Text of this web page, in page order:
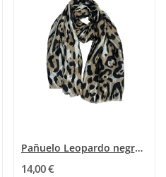
Pañuelo Leopardo negro y topo Lujo Dorado
14,00 €